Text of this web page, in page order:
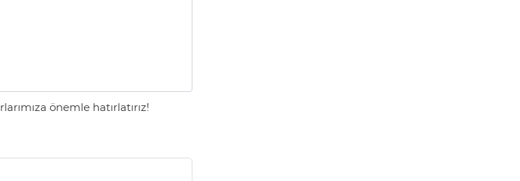
önemle hatırlatırız!